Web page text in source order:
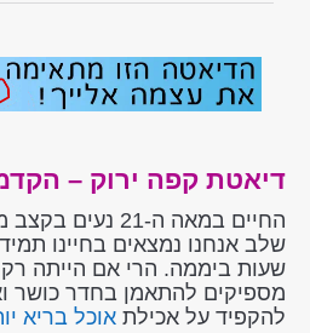
דיאטת קפה ירוק –
החיים במאה ה-21
שלב אנחנו נמצאים בחיינו
שעות ביממה. הרי אם הייתה רק
מספיקים להתאמן בחדר כושר
להקפיד על אכילת אוכל בריא